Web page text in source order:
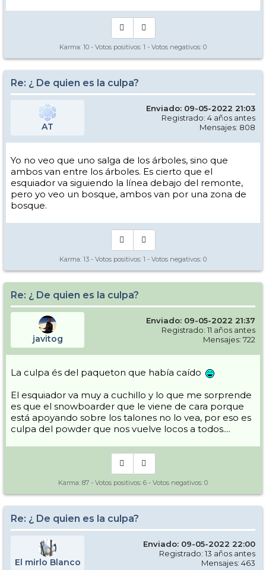
Karma: 10 - Votos positivos: 1 - Votos negativos: 0
Re: ¿ De quien es la culpa?
AT
Enviado: 09-05-2022 21:03
Registrado: 4 años antes
Mensajes: 808
Yo no veo que uno salga de los árboles, sino que
ambos van entre los árboles. Es cierto que el
esquiador va siguiendo la línea debajo del remonte,
pero yo veo un bosque, ambos van por una zona de
bosque.
Karma: 13 - Votos positivos: 1 - Votos negativos: 0
Re: ¿ De quien es la culpa?
javitog
Enviado: 09-05-2022 21:37
Registrado: 11 años antes
Mensajes: 722
La culpa és del paqueton que había caído
El esquiador va muy a cuchillo y lo que me sorprende
es que el snowboarder que le viene de cara porque
está apoyando sobre los talones no lo vea, por eso es
culpa del powder que nos vuelve locos a todos....
Karma: 87 - Votos positivos: 6 - Votos negativos: 0
Re: ¿ De quien es la culpa?
El mirlo Blanco
Enviado: 09-05-2022 22:00
Registrado: 13 años antes
Mensajes: 463